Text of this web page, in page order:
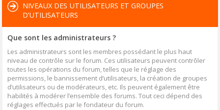
NIVEAUX DES UTILISATEURS ET GROUPES
D’UTILISATEURS
Que sont les administrateurs ?
Les administrateurs sont les membres possédant le plus haut
niveau de contrôle sur le forum. Ces utilisateurs peuvent contrôler
toutes les opérations du forum, telles que le réglage des
permissions, le bannissement d’utilisateurs, la création de groupes
d’utilisateurs ou de modérateurs, etc. Ils peuvent également être
habilités à modérer l’ensemble des forums. Tout ceci dépend des
réglages effectués par le fondateur du forum.